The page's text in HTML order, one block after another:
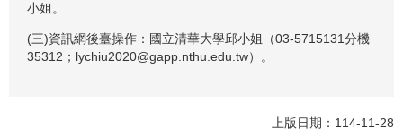
小姐。
(三)資訊網後臺操作：國立清華大學邱小姐（03-5715131分機
35312；lychiu2020@gapp.nthu.edu.tw）。
上版日期：114-11-28